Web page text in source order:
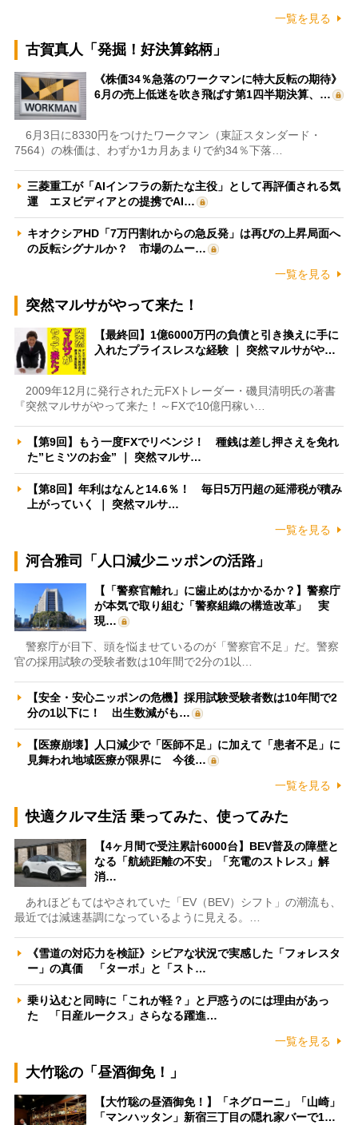
一覧を見る
古賀真人「発掘！好決算銘柄」
《株価34％急落のワークマンに特大反転の期待》
6月の売上低迷を吹き飛ばす第1四半期決算、…
6月3日に8330円をつけたワークマン（東証スタンダード・
7564）の株価は、わずか1カ月あまりで約34％下落…
三菱重工が「AIインフラの新たな主役」として再評価される気
運 エヌビディアとの提携でAI…
キオクシアHD「7万円割れからの急反発」は再びの上昇局面へ
の反転シグナルか？ 市場のムー…
一覧を見る
突然マルサがやって来た！
【最終回】1億6000万円の負債と引き換えに手に
入れたプライスレスな経験 ｜ 突然マルサがや…
2009年12月に発行された元FXトレーダー・磯貝清明氏の著書
『突然マルサがやって来た！～FXで10億円稼い…
【第9回】もう一度FXでリベンジ！ 種銭は差し押さえを免れ
た”ヒミツのお金” ｜ 突然マルサ…
【第8回】年利はなんと14.6％！ 毎日5万円超の延滞税が積み
上がっていく ｜ 突然マルサ…
一覧を見る
河合雅司「人口減少ニッポンの活路」
【「警察官離れ」に歯止めはかかるか？】警察庁
が本気で取り組む「警察組織の構造改革」 実
現…
警察庁が目下、頭を悩ませているのが「警察官不足」だ。警察
官の採用試験の受験者数は10年間で2分の1以…
【安全・安心ニッポンの危機】採用試験受験者数は10年間で2
分の1以下に！ 出生数減がも…
【医療崩壊】人口減少で「医師不足」に加えて「患者不足」に
見舞われ地域医療が限界に 今後…
一覧を見る
快適クルマ生活 乗ってみた、使ってみた
【4ヶ月間で受注累計6000台】BEV普及の障壁と
なる「航続距離の不安」「充電のストレス」解
消…
あれほどもてはやされていた「EV（BEV）シフト」の潮流も、
最近では減速基調になっているように見える。…
《雪道の対応力を検証》シビアな状況で実感した「フォレスタ
ー」の真価 「ターボ」と「スト…
乗り込むと同時に「これが軽？」と戸惑うのには理由があっ
た 「日産ルークス」さらなる躍進…
一覧を見る
大竹聡の「昼酒御免！」
【大竹聡の昼酒御免！】「ネグローニ」「山崎」
「マンハッタン」新宿三丁目の隠れ家バーで1…